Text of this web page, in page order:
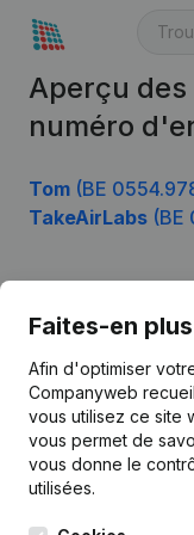
Aperçu
numéro
Tom (BE
TakeAirLabs (BE
Faites-en
Afin d'optimiser
Companyweb
vous utilisez ce site
vous permet de
vous donne le
utilisées.
Français
Kantorenpark
248D,